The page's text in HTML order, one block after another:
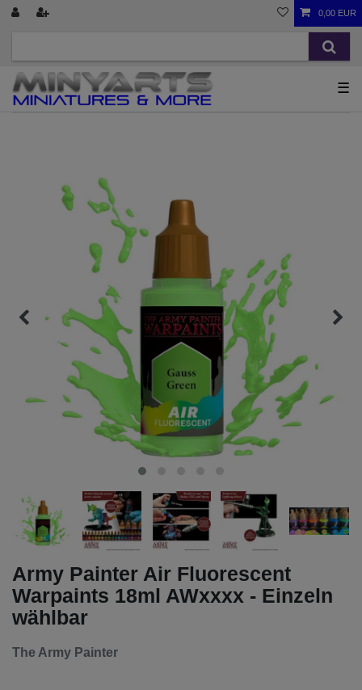
0,00 EUR
☰
Army Painter Air Fluorescent
Warpaints 18ml AWxxxx - Einzeln
wählbar
The Army Painter